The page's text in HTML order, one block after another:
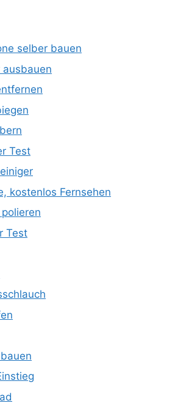
selber bauen
ausbauen
Test
kostenlos Fernsehen
Test